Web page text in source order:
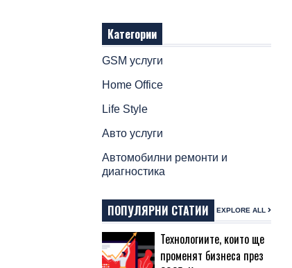
Категории
GSM услуги
Home Office
Life Style
Авто услуги
Автомобилни ремонти и
диагностика
ПОПУЛЯРНИ СТАТИИ EXPLORE ALL
Технологиите, които ще
променят бизнеса през